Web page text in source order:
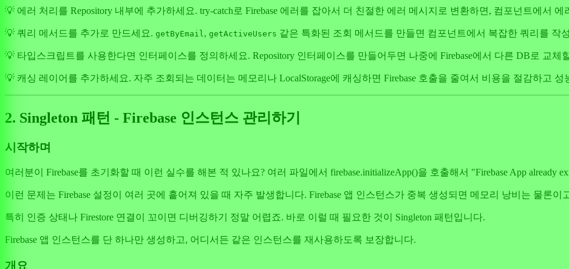
💡 에러 처리를 Repository 내부에 추가하세요. try-catch로 Firebase 에러를 잡아서 더 친절한 에러 메시지로 변환하면, 컴포넌트에서
💡 쿼리 메서드를 추가로 만드세요. getByEmail , getActiveUsers 같은 특화된 조회 메서드를 만들면 컴포넌트에서 복잡한 쿼리를 작
💡 타입스크립트를 사용한다면 인터페이스를 정의하세요. Repository 인터페이스를 만들어두면 나중에 Firebase에서 다른 DB로 교
💡 캐싱 레이어를 추가하세요. 자주 조회되는 데이터는 메모리나 LocalStorage에 캐싱하면 Firebase 호출을 줄여서 비용을 절감하고 성
2. Singleton 패턴 - Firebase 인스턴스 관리하기
시작하며
여러분이 Firebase를 초기화할 때 이런 실수를 해본 적 있나요? 여러 파일에서 firebase.initializeApp()을 호출해서 "Firebase App already
이런 문제는 Firebase 설정이 여러 곳에 흩어져 있을 때 자주 발생합니다. Firebase 앱 인스턴스가 중복 생성되면 메모리 낭비는 물론
특히 인증 상태나 Firestore 연결이 꼬이면 디버깅하기 정말 어렵죠. 바로 이럴 때 필요한 것이 Singleton 패턴입니다.
Firebase 앱 인스턴스를 단 하나만 생성하고, 어디서든 같은 인스턴스를 재사용하도록 보장합니다.
개요